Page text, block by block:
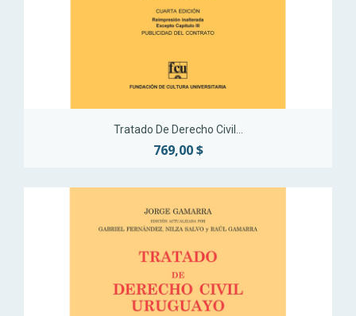
Tratado De Derecho Civil...
769,00 $